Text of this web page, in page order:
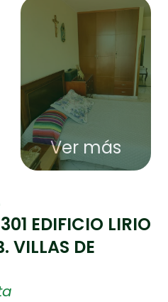
Ver más
EDIFICIO LIRIO
VILLAS DE